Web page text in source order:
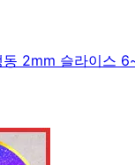
2mm 슬라이스